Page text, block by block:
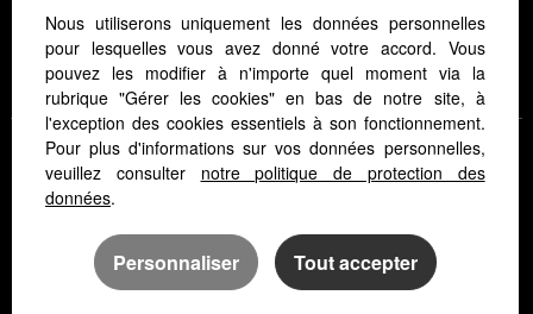
PARTAGER :
Création site internet
Référencement site immobilier
Nous utiliserons uniquement les données personnelles
pour lesquelles vous avez donné votre accord. Vous
pouvez les modifier à n'importe quel moment via la
rubrique "Gérer les cookies" en bas de notre site, à
l'exception des cookies essentiels à son fonctionnement.
Pour plus d'informations sur vos données personnelles,
veuillez consulter notre politique de protection des
données.
Personnaliser Tout accepter